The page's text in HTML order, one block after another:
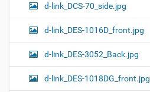
d-link_DCS-70_side.jpg
d-link_DES-1016D_front.jpg
d-link_DES-3052_Back.jpg
d-link_DES-1018DG_front.jpg